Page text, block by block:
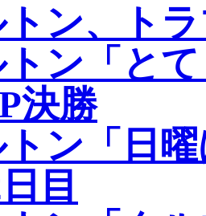
ン、ト
ン「と
決勝
ン「日
目